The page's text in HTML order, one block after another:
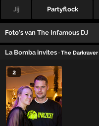
Jij Partyflock
Foto's vanThe Infamous DJ
La Bomba invites · The Darkraver
2